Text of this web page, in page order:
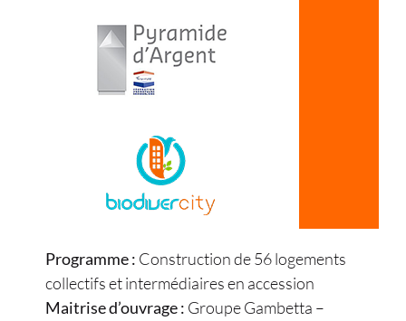
Programme : Construction de 56 logements
collectifs et intermédiaires en accession
Maitrise d’ouvrage : Groupe Gambetta –